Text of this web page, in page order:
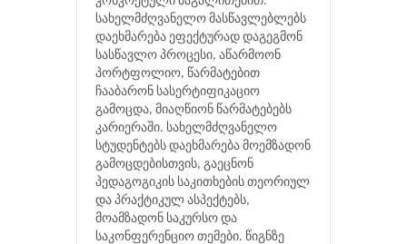
სახელმძღვანელო მასწავლებლებს
დაეხმარება ეფექტურად დაგეგმონ
სასწავლო პროცესი, აწარმოონ
პორტფოლიო, წარმატებით
ჩააბარონ სასერტიფიკაციო
გამოცდა, მიაღწიონ წარმატებებს
კარიერაში. სახელმძღვანელო
სტუდენტებს დაეხმარება მოემზადონ
გამოცდებისთვის, გაეცნონ
პედაგოგიკის საკითხების თეორიულ
და პრაქტიკულ ასპექტებს,
მოამზადონ საკურსო და
საკონფერენციო თემები. წიგნზე